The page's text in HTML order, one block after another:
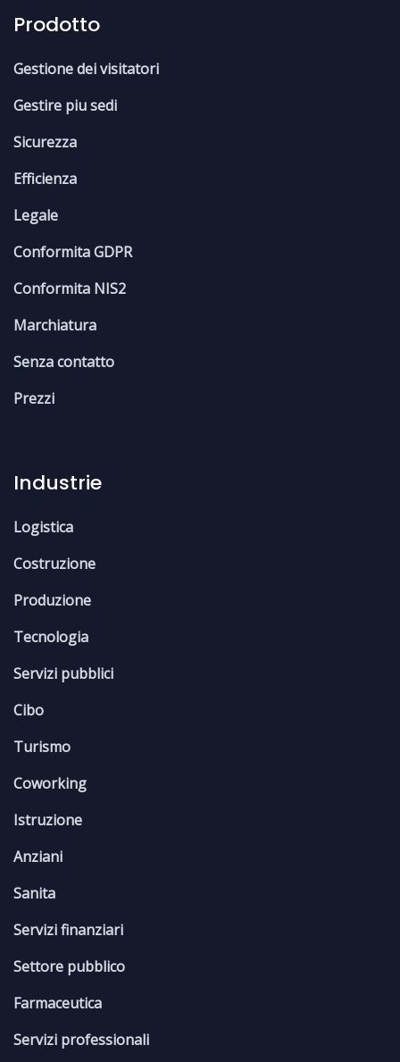
Prodotto
Gestione dei visitatori
Gestire piu sedi
Sicurezza
Efficienza
Legale
Conformita GDPR
Conformita NIS2
Marchiatura
Senza contatto
Prezzi
Industrie
Logistica
Costruzione
Produzione
Tecnologia
Servizi pubblici
Cibo
Turismo
Coworking
Istruzione
Anziani
Sanita
Servizi finanziari
Settore pubblico
Farmaceutica
Servizi professionali